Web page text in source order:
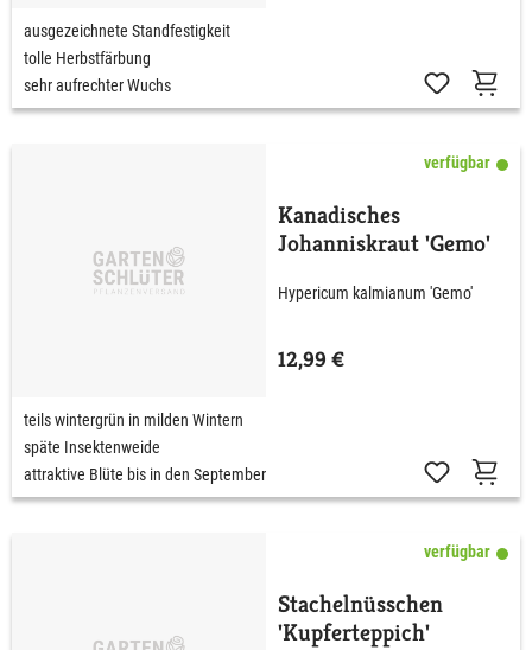
ausgezeichnete Standfestigkeit
tolle Herbstfärbung
sehr aufrechter Wuchs
verfügbar
Kanadisches
Johanniskraut 'Gemo'
Hypericum kalmianum 'Gemo'
12,99 €
teils wintergrün in milden Wintern
späte Insektenweide
attraktive Blüte bis in den September
verfügbar
Stachelnüsschen
'Kupferteppich'